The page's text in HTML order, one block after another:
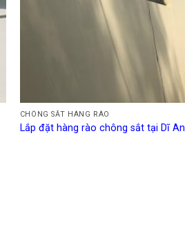
CHÔNG SẮT HÀNG RÀO
Lắp đặt hàng rào chông sắt tại Dĩ An